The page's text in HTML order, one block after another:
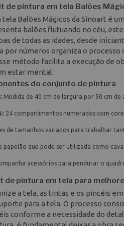
de pintura em tela Balões
Balões Mágicos da Sinoart é
balões flutuando no céu,
de todas as idades, desde
por números organiza o
método facilita a execução de
estar mental.
do conjunto de pintura
Medida de 40 cm de largura por 50 cm
24 compartimentos numerados com
de tamanhos variados para trabalhar
papelão que pode ser utilizada como
acessórios para pendurar o
de pintura em tela para
a tela, as tintas e os pincéis
para a tela. O processo
conforme a necessidade do